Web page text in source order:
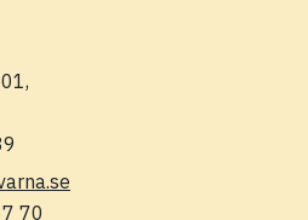
70